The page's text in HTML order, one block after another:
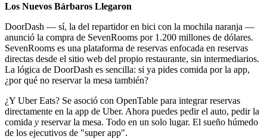
Los Nuevos Bárbaros Llegaron
DoorDash — sí, la del repartidor en bici con la mochila naranja —
anunció la compra de SevenRooms por 1.200 millones de dólares.
SevenRooms es una plataforma de reservas enfocada en reservas
directas desde el sitio web del propio restaurante, sin intermediarios.
La lógica de DoorDash es sencilla: si ya pides comida por la app,
¿por qué no reservar la mesa también?
¿Y Uber Eats? Se asoció con OpenTable para integrar reservas
directamente en la app de Uber. Ahora puedes pedir el auto, pedir la
comida y reservar la mesa. Todo en un solo lugar. El sueño húmedo
de los ejecutivos de "super app".